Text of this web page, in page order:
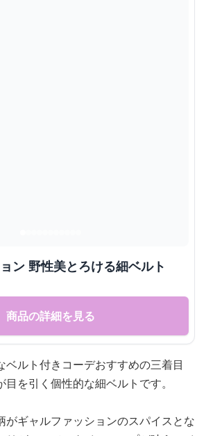
ン 野性美とろける細ベルト
商品の詳細を見る
ベルト付きコーデおすすめの三着目
を引く個性的な細ベルトです。
がギャルファッションのスパイスとな